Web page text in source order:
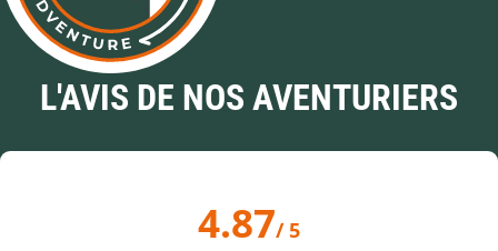
L'AVIS DE NOS AVENTURIERS
4.87/ 5